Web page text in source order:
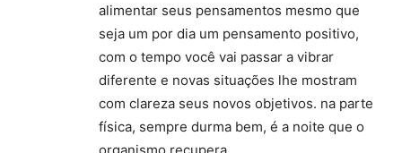
alimentar seus pensamentos mesmo que
seja um por dia um pensamento positivo,
com o tempo você vai passar a vibrar
diferente e novas situações lhe mostram
com clareza seus novos objetivos. na parte
física, sempre durma bem, é a noite que o